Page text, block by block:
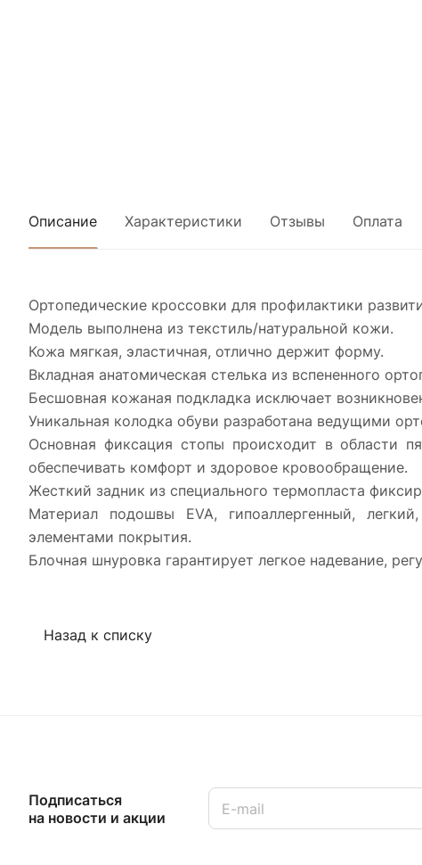
Описание Характеристики Отзывы Оплата
Ортопедические кроссовки для профилактики
Модель выполнена из текстиль/натуральной кожи.
Кожа мягкая, эластичная, отлично держит форму.
Вкладная анатомическая стелька из вспененного
Бесшовная кожаная подкладка исключает
Уникальная колодка обуви разработана ведущими
Основная фиксация стопы происходит в области
обеспечивать комфорт и здоровое кровообращение.
Жесткий задник из специального термопласта
Материал подошвы EVA, гипоаллергенный,
элементами покрытия.
Блочная шнуровка гарантирует легкое надевание,
Назад к списку
Подписаться
на новости и акции